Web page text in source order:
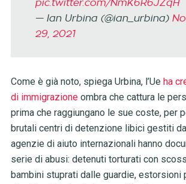
pic.twitter.com/NmK6R6JZqH
— Ian Urbina (@ian_urbina)
29, 2021
Come è già noto, spiega Urbina, l’Ue ha
di immigrazioneombra che cattura le
prima che raggiungano le sue coste, per
brutali centri di detenzione libici gestiti
agenzie di aiuto internazionali hanno
serie di abusi: detenuti torturati con
bambini stuprati dalle guardie, estorsioni